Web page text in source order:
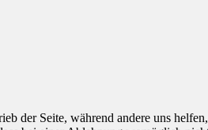
der Seite, während andere uns